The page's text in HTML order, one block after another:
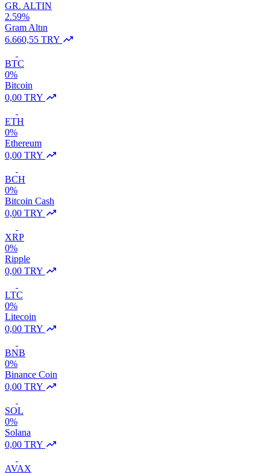
GR. ALTIN
2.59%
Gram Altın
6.660,55 TRY
BTC
0%
Bitcoin
0,00 TRY
ETH
0%
Ethereum
0,00 TRY
BCH
0%
Bitcoin Cash
0,00 TRY
XRP
0%
Ripple
0,00 TRY
LTC
0%
Litecoin
0,00 TRY
BNB
0%
Binance Coin
0,00 TRY
SOL
0%
Solana
0,00 TRY
AVAX